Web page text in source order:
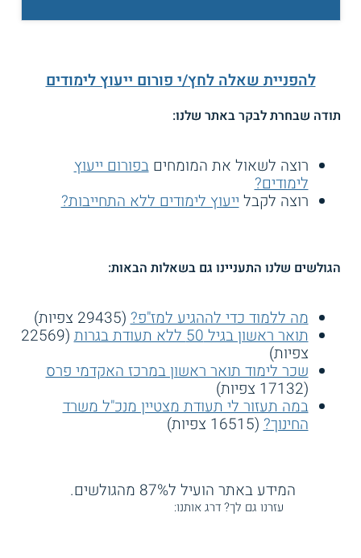
להפניית שאלה לחץ/י פורום ייעוץ לימודים
תודה שבחרת לבקר באתר שלנו:
רוצה לשאול את המומחיםבפורום ייעוץ
לימודים?
רוצה לקבלייעוץ לימודים ללא התחייבות?
הגולשים שלנו התעניינו גם בשאלות הבאות:
מה ללמוד כדי לההגיע למז"פ?(29435 צפיות)
תואר ראשון בגיל 50 ללא תעודת בגרות (22569
צפיות)
שכר לימוד תואר ראשון במרכז האקדמי פרס
(17132 צפיות)
במה תעזור לי תעודת מצטיין מנכ"ל משרד
החינוך?(16515 צפיות)
המידע באתר הועיל ל87% מהגולשים.
עזרנו גם לך? דרג אותנו: